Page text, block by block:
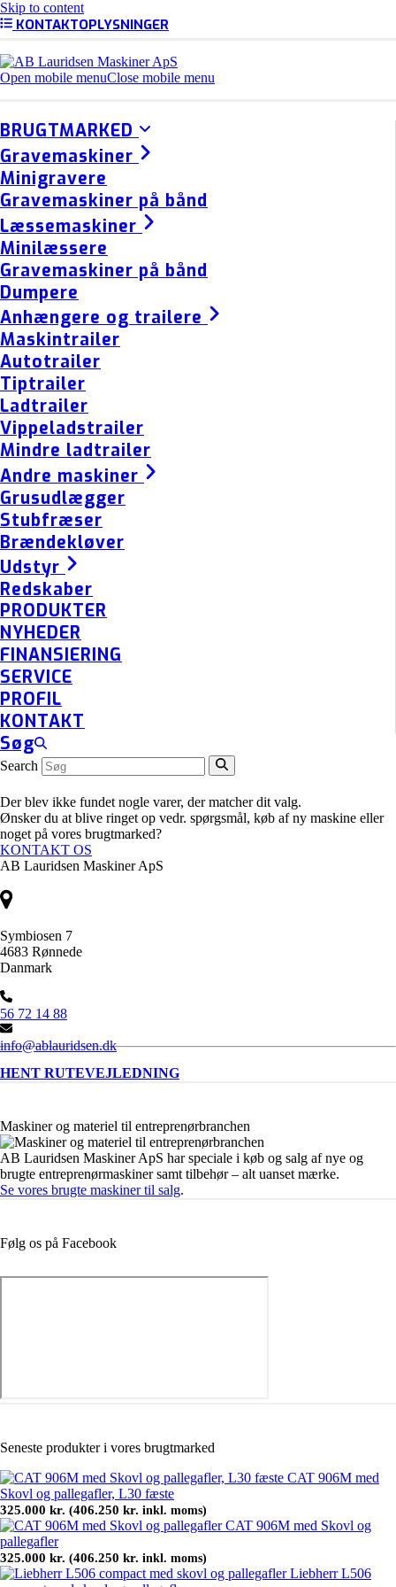
Skip to content
KONTAKTOPLYSNINGER
Open mobile menuClose mobile menu
BRUGTMARKED
Gravemaskiner
Minigravere
Gravemaskiner på bånd
Læssemaskiner
Minilæssere
Gravemaskiner på bånd
Dumpere
Anhængere og trailere
Maskintrailer
Autotrailer
Tiptrailer
Ladtrailer
Vippeladstrailer
Mindre ladtrailer
Andre maskiner
Grusudlægger
Stubfræser
Brændekløver
Udstyr
Redskaber
PRODUKTER
NYHEDER
FINANSIERING
SERVICE
PROFIL
KONTAKT
Søg
Search
Der blev ikke fundet nogle varer, der matcher dit valg.
Ønsker du at blive ringet op vedr. spørgsmål, køb af ny maskine eller
noget på vores brugtmarked?
KONTAKT OS
AB Lauridsen Maskiner ApS
Symbiosen 7
4683 Rønnede
Danmark
56 72 14 88
info@ablauridsen.dk
HENT RUTEVEJLEDNING
Maskiner og materiel til entreprenørbranchen
AB Lauridsen Maskiner ApS har speciale i køb og salg af nye og
brugte entreprenørmaskiner samt tilbehør – alt uanset mærke.
Se vores brugte maskiner til salg.
Følg os på Facebook
Seneste produkter i vores brugtmarked
CAT 906M med
Skovl og pallegafler, L30 fæste
325.000 kr. (406.250 kr. inkl. moms)
CAT 906M med Skovl og
pallegafler
325.000 kr. (406.250 kr. inkl. moms)
Liebherr L506